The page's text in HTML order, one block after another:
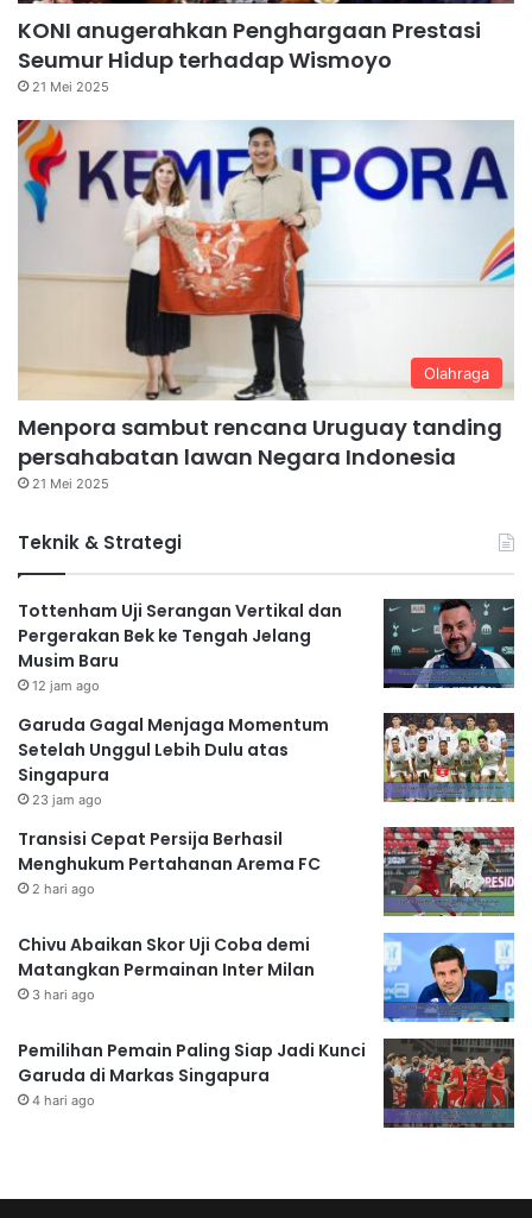
KONI anugerahkan Penghargaan Prestasi
Seumur Hidup terhadap Wismoyo
21 Mei 2025
Olahraga
Menpora sambut rencana Uruguay tanding
persahabatan lawan Negara Indonesia
21 Mei 2025
Teknik & Strategi
Tottenham Uji Serangan Vertikal dan
Pergerakan Bek ke Tengah Jelang
Musim Baru
12 jam ago
Garuda Gagal Menjaga Momentum
Setelah Unggul Lebih Dulu atas
Singapura
23 jam ago
Transisi Cepat Persija Berhasil
Menghukum Pertahanan Arema FC
2 hari ago
Chivu Abaikan Skor Uji Coba demi
Matangkan Permainan Inter Milan
3 hari ago
Pemilihan Pemain Paling Siap Jadi Kunci
Garuda di Markas Singapura
4 hari ago